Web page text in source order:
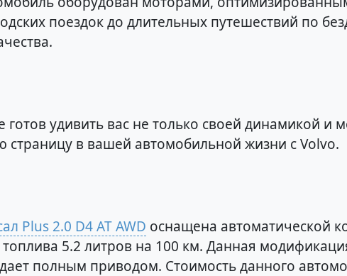
поездок до длительных путешествий по
готов удивить вас не только своей динамикой
в вашей автомобильной жизни с Volvo.
Plus 2.0 D4 AT AWD оснащена автоматической
5.2 литров на 100 км. Данная
полным приводом. Стоимость данного